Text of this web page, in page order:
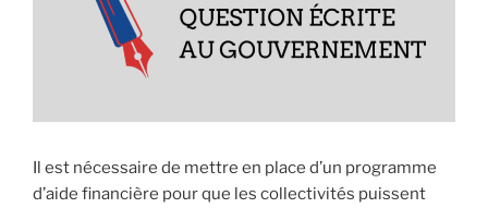
»
? »
Il est nécessaire de mettre en place d’un programme
d’aide financière pour que les collectivités puissent